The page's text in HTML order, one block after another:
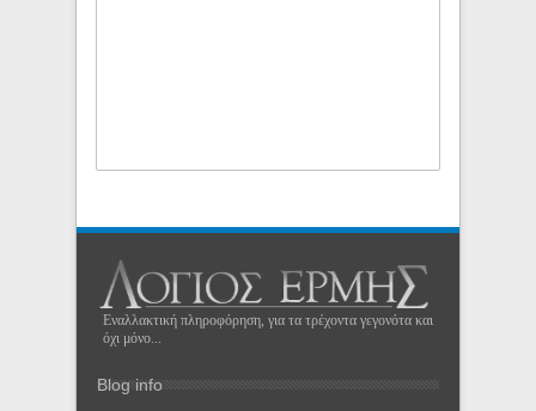
Εναλλακτική πληροφόρηση, για τα τρέχοντα γεγονότα και
όχι μόνο...
Blog info